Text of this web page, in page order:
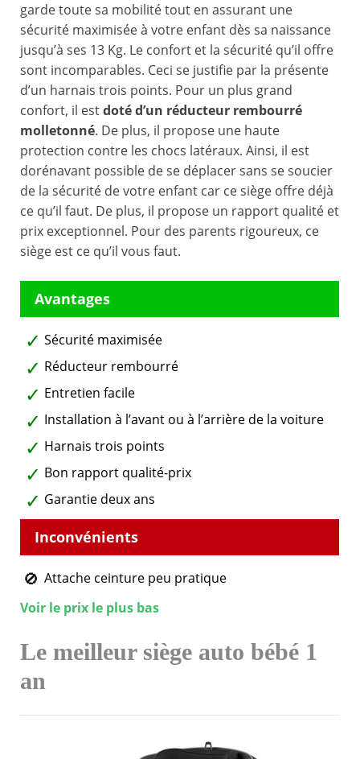
garde toute sa mobilité tout en assurant une
sécurité maximisée à votre enfant dès sa naissance
jusqu’à ses 13 Kg. Le confort et la sécurité qu’il offre
sont incomparables. Ceci se justifie par la présente
d’un harnais trois points. Pour un plus grand
confort, il estdoté d’un réducteur rembourré
molletonné. De plus, il propose une haute
protection contre les chocs latéraux. Ainsi, il est
dorénavant possible de se déplacer sans se soucier
de la sécurité de votre enfant car ce siège offre déjà
ce qu’il faut. De plus, il propose un rapport qualité et
prix exceptionnel. Pour des parents rigoureux, ce
siège est ce qu’il vous faut.
Sécurité maximisée
Réducteur rembourré
Entretien facile
Installation à l’avant ou à l’arrière de la voiture
Harnais trois points
Bon rapport qualité-prix
Garantie deux ans
Attache ceinture peu pratique
Voir le prix le plus bas
Le meilleur siège auto bébé 1
an